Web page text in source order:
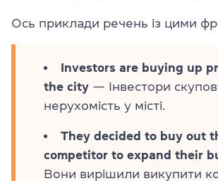
Ось приклади речень із цими
Investors are buying up
the city — Інвестори
нерухомість у місті.
They decided to buy out
competitor to expand their
Вони вирішили викупити